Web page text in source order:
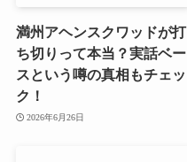
満州アヘンスクワッドが打
ち切りって本当？実話ベー
スという噂の真相もチェッ
ク！
2026年6月26日